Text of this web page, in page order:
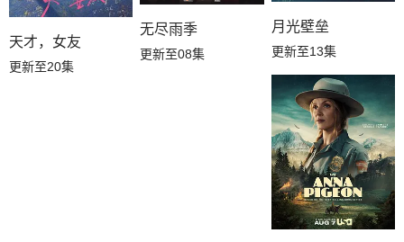
第19集 第18集 第17集
第14集
第11集
第08集
第05集
天才，女友
更新至20集
无尽雨季
更新至08集
月光壁垒
更新至13集